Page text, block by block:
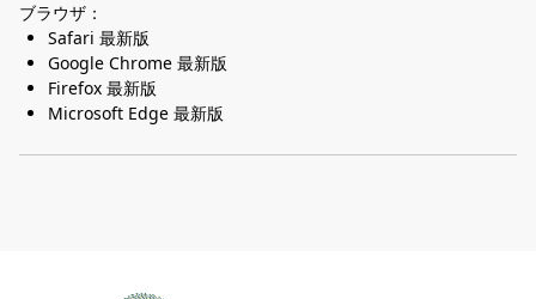
ブラウザ：
Safari 最新版
Google Chrome 最新版
Firefox 最新版
Microsoft Edge 最新版